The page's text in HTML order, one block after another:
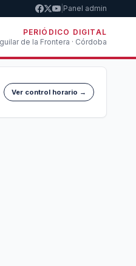
Panel admin
PERIÓDICO DIGITAL
de la Frontera · Córdoba
Ver control horario →